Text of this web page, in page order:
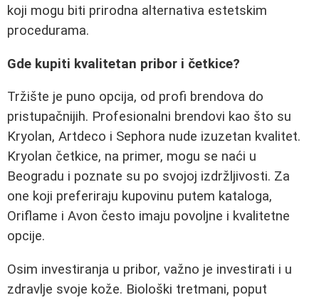
koji mogu biti prirodna alternativa estetskim
procedurama.
Gde kupiti kvalitetan pribor i četkice?
Tržište je puno opcija, od profi brendova do
pristupačnijih. Profesionalni brendovi kao što su
Kryolan, Artdeco i Sephora nude izuzetan kvalitet.
Kryolan četkice, na primer, mogu se naći u
Beogradu i poznate su po svojoj izdržljivosti. Za
one koji preferiraju kupovinu putem kataloga,
Oriflame i Avon često imaju povoljne i kvalitetne
opcije.
Osim investiranja u pribor, važno je investirati i u
zdravlje svoje kože. Biološki tretmani, poput